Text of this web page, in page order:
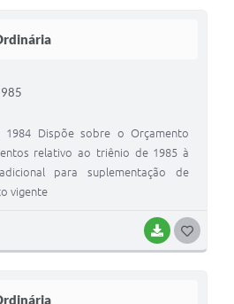
BAIXAR
Dispõe sobre o Orçamento
relativo ao triênio de 1985 à
para suplementação de
vigente